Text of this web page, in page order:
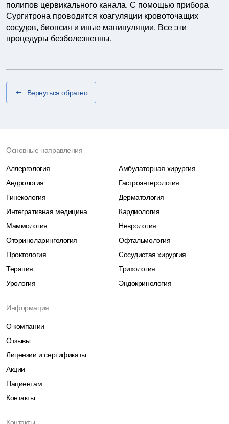
полипов цервикального канала. С помощью прибора
Сургитрона проводится коагуляции кровоточащих
сосудов, биопсия и иные манипуляции. Все эти
процедуры безболезненны.
Вернуться обратно
Основные направления
Аллергология
Амбулаторная хирургия
Андрология
Гастроэнтерология
Гинекология
Дерматология
Интегративная медицина
Кардиология
Маммология
Неврология
Оториноларингология
Офтальмология
Проктология
Сосудистая хирургия
Терапия
Трихология
Урология
Эндокринология
Информация
О компании
Отзывы
Лицензии и сертификаты
Акции
Пациентам
Контакты